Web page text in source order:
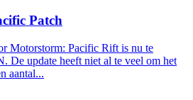
Patch
Motorstorm: Pacific Rift is nu te
De update heeft niet al te veel om het
aantal...